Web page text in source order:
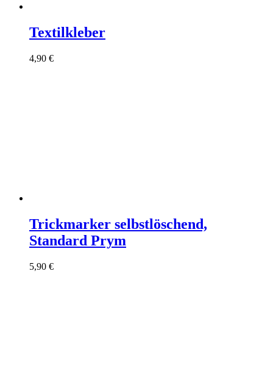
Textilkleber
4,90 €
Trickmarker selbstlöschend,
Standard Prym
5,90 €